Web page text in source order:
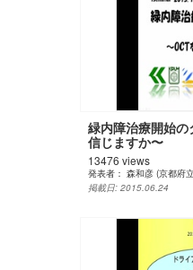
緑内障治療開始
信じますか〜
13476 views
発表者： 森和彦 (京都府
掲載日: 2015.06.24